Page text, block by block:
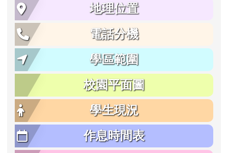
地理位置
電話分機
學區範圍
校園平面圖
學生現況
作息時間表